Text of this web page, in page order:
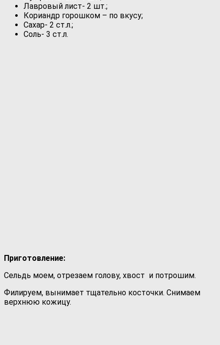
Лавровый лист- 2 шт.;
Кориандр горошком – по вкусу;
Сахар- 2 ст.л.;
Соль- 3 ст.л.
Приготовление:
Сельдь моем, отрезаем голову, хвост и потрошим.
Филируем, вынимает тщательно косточки. Снимаем
верхнюю кожицу.